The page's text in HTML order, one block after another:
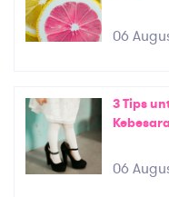
06
3 Tips
06